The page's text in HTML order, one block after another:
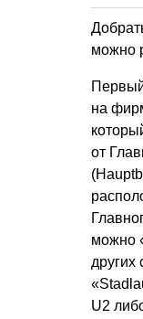
можно
на
от
можно
других
U2